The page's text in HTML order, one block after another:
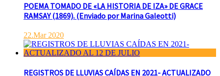
POEMA TOMADO DE «LA HISTORIA DE IZA» DE GRACE
RAMSAY (1869). (Enviado por Marina Galeotti)
22.Mar 2020
REGISTROS DE LLUVIAS CAÍDAS EN 2021- ACTUALIZADO